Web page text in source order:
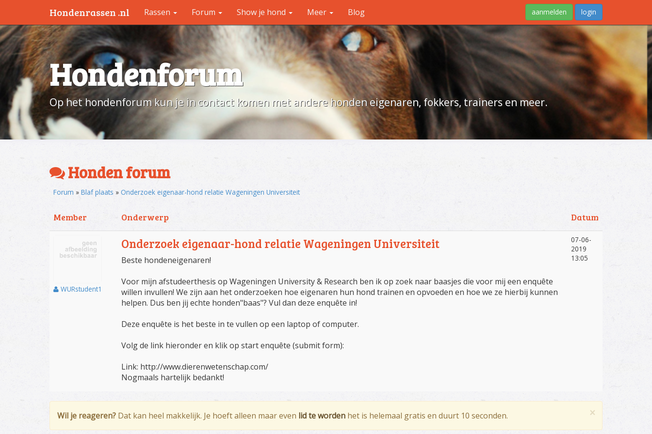
Hondenforum
Op het hondenforum kun je in contact komen met andere honden eigenaren, fokkers, trainers en meer.
Honden forum
Forum » Blaf plaats » Onderzoek eigenaar-hond relatie Wageningen Universiteit
Member Onderwerp Datum
WURstudent1
Onderzoek eigenaar-hond relatie Wageningen Universiteit
Beste hondeneigenaren!
Voor mijn afstudeerthesis op Wageningen University & Research ben ik op zoek naar baasjes die voor mij een enquête
willen invullen! We zijn aan het onderzoeken hoe eigenaren hun hond trainen en opvoeden en hoe we ze hierbij kunnen
helpen. Dus ben jij echte honden"baas"? Vul dan deze enquête in!
Deze enquête is het beste in te vullen op een laptop of computer.
Volg de link hieronder en klik op start enquête (submit form):
Link: http://www.dierenwetenschap.com/
Nogmaals hartelijk bedankt!
07-06-
2019
13:05
×
Wil je reageren? Dat kan heel makkelijk. Je hoeft alleen maar even lid te worden het is helemaal gratis en duurt 10 seconden.
Hondenrassen .nl Rassen Forum Show je hond Meer Blog aanmelden login